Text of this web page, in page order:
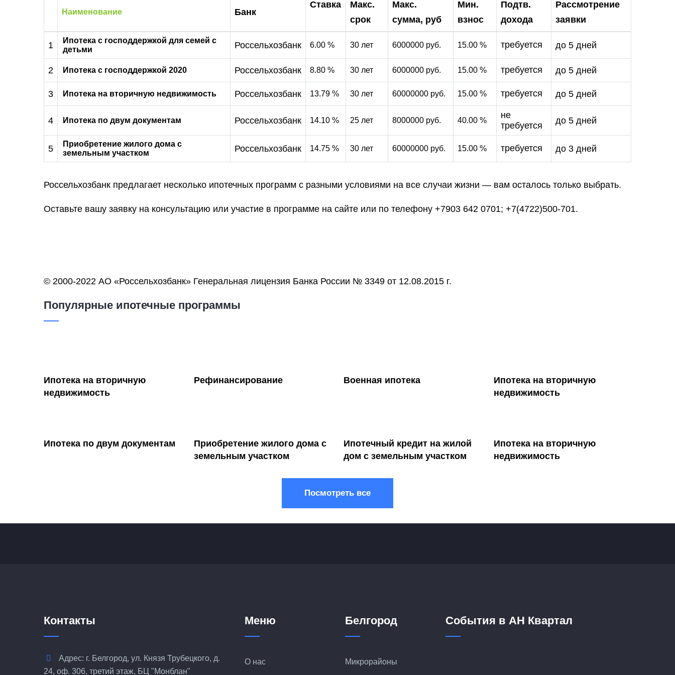
Наименование Банк
Ставка
Сортировать
Макс.
срок
Макс.
сумма, руб
Мин.
взнос
Подтв.
дохода
Рассмотрение
заявки
1
Ипотека с господдержкой для семей с
детьми
Россельхозбанк 6.00 % 30 лет 6000000 руб. 15.00 % требуется до 5 дней
2 Ипотека с господдержкой 2020 Россельхозбанк 8.80 % 30 лет 6000000 руб. 15.00 % требуется до 5 дней
3 Ипотека на вторичную недвижимость Россельхозбанк 13.79 % 30 лет 60000000 руб. 15.00 % требуется до 5 дней
4 Ипотека по двум документам Россельхозбанк 14.10 % 25 лет 8000000 руб. 40.00 %
не
требуется
до 5 дней
5
Приобретение жилого дома с
земельным участком
Россельхозбанк 14.75 % 30 лет 60000000 руб. 15.00 % требуется до 3 дней
Россельхозбанк предлагает несколько ипотечных программ с разными условиями на все случаи жизни — вам осталось только выбрать.
Оставьте вашу заявку на консультацию или участие в программе на сайте или по телефону +7903 642 0701; +7(4722)500-701.
© 2000-2022 АО «Россельхозбанк» Генеральная лицензия Банка России № 3349 от 12.08.2015 г.
Популярные ипотечные программы
Ипотека на вторичную
недвижимость
Рефинансирование Военная ипотека
Ипотека на вторичную
недвижимость
Ипотека по двум документам
Приобретение жилого дома с
земельным участком
Ипотечный кредит на жилой
дом с земельным участком
Ипотека на вторичную
недвижимость
Посмотреть все
Контакты
Адрес: г. Белгород, ул. Князя Трубецкого, д.
24, оф. 306, третий этаж, БЦ "Монблан"
Меню
О нас
Белгород
Микрорайоны
События в АН Квартал